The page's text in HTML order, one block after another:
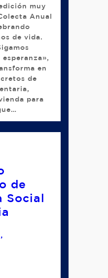
muy
Anual
de vida.
en
de
para
de
Social